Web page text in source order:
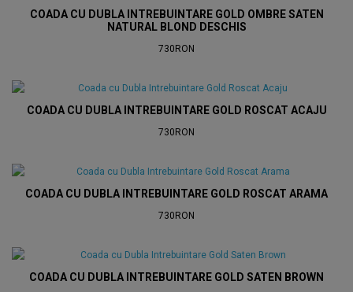
COADA CU DUBLA INTREBUINTARE GOLD OMBRE SATEN
NATURAL BLOND DESCHIS
730RON
COADA CU DUBLA INTREBUINTARE GOLD ROSCAT ACAJU
730RON
COADA CU DUBLA INTREBUINTARE GOLD ROSCAT ARAMA
730RON
COADA CU DUBLA INTREBUINTARE GOLD SATEN BROWN